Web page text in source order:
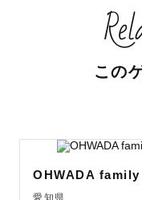
でも大丈夫です。
・自分のペースを大
それぞれに合った関
この
OHWADA family
愛知県